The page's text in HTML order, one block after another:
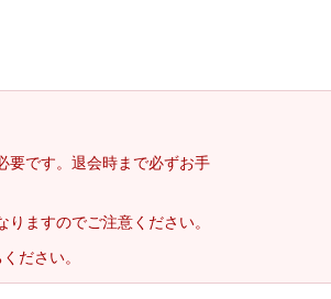
要です。退会時まで必ずお手
ますのでご注意ください。
ださい。